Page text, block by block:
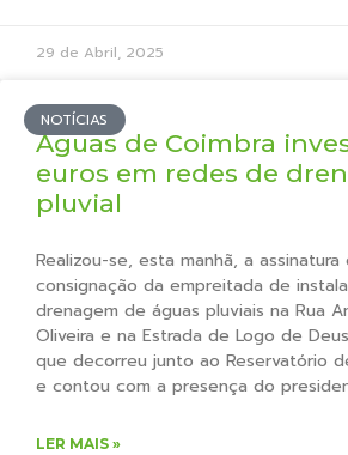
29 de Abril, 2025
NOTÍCIAS
Águas de Coimbra
euros em redes de
pluvial
Realizou-se, esta manhã, a
consignação da empreitada de
drenagem de águas pluviais na Rua
Oliveira e na Estrada de Logo de
que decorreu junto ao Reservatório
e contou com a presença do
LER MAIS »